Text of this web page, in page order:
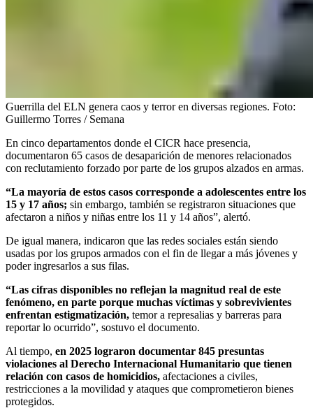
Guerrilla del ELN genera caos y terror en diversas regiones. Foto:
Guillermo Torres / Semana
En cinco departamentos donde el CICR hace presencia,
documentaron 65 casos de desaparición de menores relacionados
con reclutamiento forzado por parte de los grupos alzados en armas.
“La mayoría de estos casos corresponde a adolescentes entre los
15 y 17 años; sin embargo, también se registraron situaciones que
afectaron a niños y niñas entre los 11 y 14 años”, alertó.
De igual manera, indicaron que las redes sociales están siendo
usadas por los grupos armados con el fin de llegar a más jóvenes y
poder ingresarlos a sus filas.
“Las cifras disponibles no reflejan la magnitud real de este
fenómeno, en parte porque muchas víctimas y sobrevivientes
enfrentan estigmatización, temor a represalias y barreras para
reportar lo ocurrido”, sostuvo el documento.
Al tiempo, en 2025 lograron documentar 845 presuntas
violaciones al Derecho Internacional Humanitario que tienen
relación con casos de homicidios, afectaciones a civiles,
restricciones a la movilidad y ataques que comprometieron bienes
protegidos.